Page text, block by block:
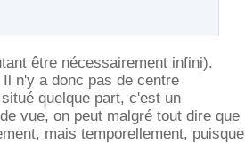
être nécessairement infini).
n'y a donc pas de centre
quelque part, c'est un
vue, on peut malgré tout dire que
mais temporellement, puisque